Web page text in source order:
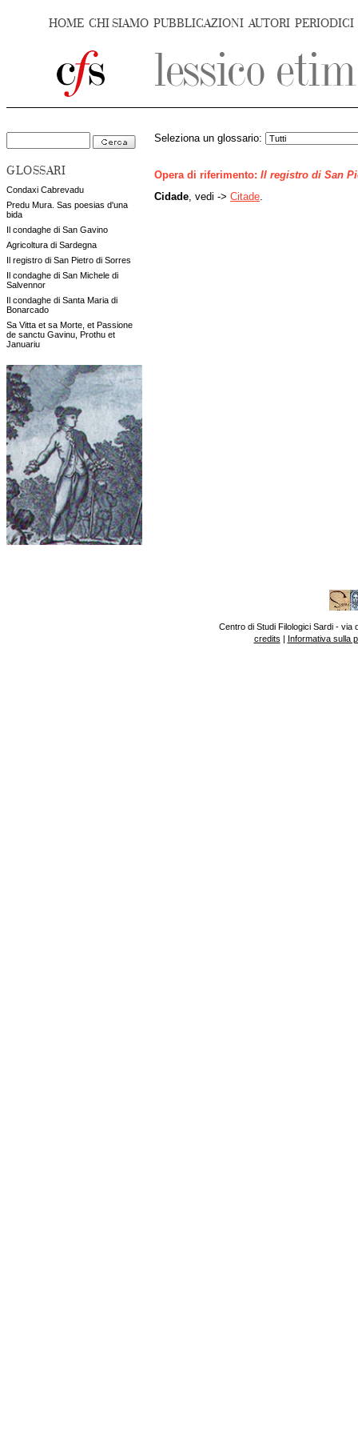
HOME CHI SIAMO PUBBLICAZIONI AUTORI PERIODICI
GLOSSARI
Condaxi Cabrevadu
Predu Mura. Sas poesias d'una
bida
Il condaghe di San Gavino
Agricoltura di Sardegna
Il registro di San Pietro di Sorres
Il condaghe di San Michele di
Salvennor
Il condaghe di Santa Maria di
Bonarcado
Sa Vitta et sa Morte, et Passione
de sanctu Gavinu, Prothu et
Januariu
Seleziona un glossario:
Opera di riferimento: Il registro di San
Cidade , vedi -> Citade
Centro di Studi Filologici Sardi - via
credits | Informativa sulla